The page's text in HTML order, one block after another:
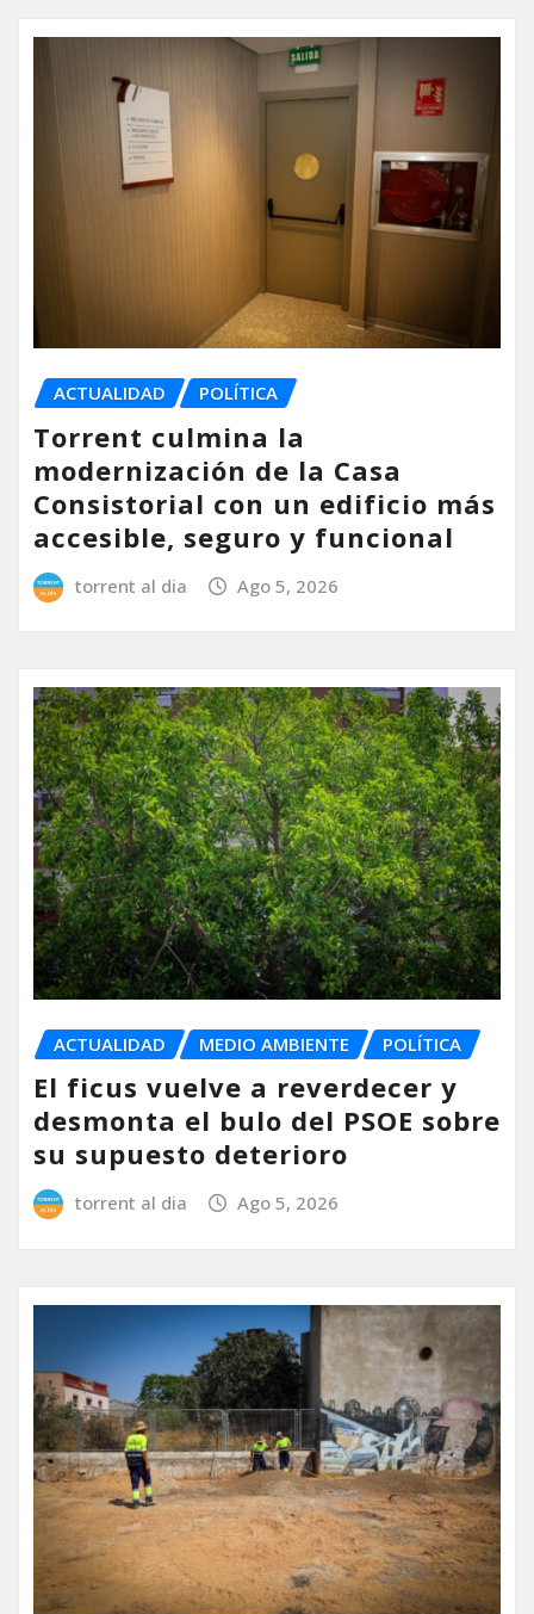
ACTUALIDAD POLÍTICA
Torrent culmina la
modernización de la Casa
Consistorial con un edificio más
accesible, seguro y funcional
torrent al dia Ago 5, 2026
ACTUALIDAD MEDIO AMBIENTE POLÍTICA
El ficus vuelve a reverdecer y
desmonta el bulo del PSOE sobre
su supuesto deterioro
torrent al dia Ago 5, 2026